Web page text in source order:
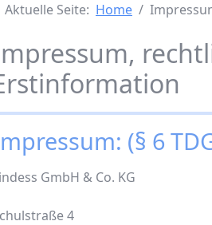
Aktuelle Seite: Home
(§ 6
GmbH & Co. KG
4